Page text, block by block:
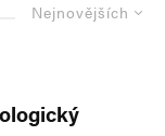
Nejnovějších